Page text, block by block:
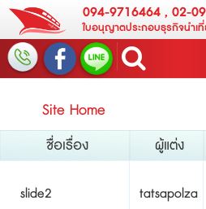
094-9716464, 02-
ใบอนุญาตประกอบธุรกิจนำเ
Site Home
ชื่อเรื่อง ผู้แต่ง
slide2 tatsapolza